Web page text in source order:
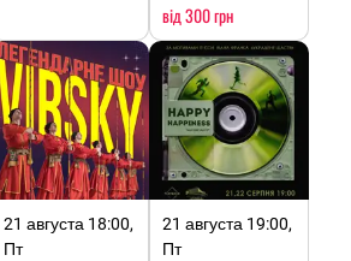
від 300 грн
21 августа 18:00,
Пт
21 августа 19:00,
Пт